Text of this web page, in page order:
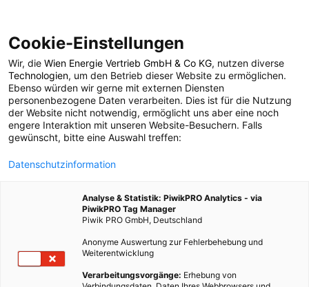
POSTS BY TAG
IAA Hannover
1 BEITRAG
Cookie-Einstellungen
Wir, die Wien Energie Vertrieb GmbH & Co KG, nutzen diverse
Technologien, um den Betrieb dieser Website zu ermöglichen.
Ebenso würden wir gerne mit externen Diensten
personenbezogene Daten verarbeiten. Dies ist für die Nutzung
der Website nicht notwendig, ermöglicht uns aber eine noch
engere Interaktion mit unseren Website-Besuchern. Falls
gewünscht, bitte eine Auswahl treffen:
Datenschutzinformation
Analyse & Statistik: PiwikPRO Analytics - via
PiwikPRO Tag Manager
Piwik PRO GmbH, Deutschland
Anonyme Auswertung zur Fehlerbehebung und
Weiterentwicklung
Verarbeitungsvorgänge: Erhebung von